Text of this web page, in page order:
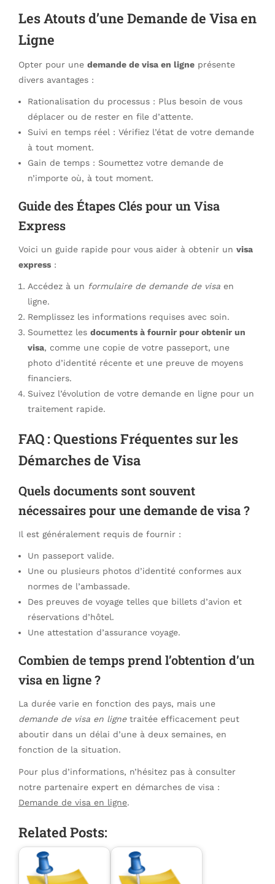
Les Atouts d’une Demande de Visa en
Ligne
Opter pour une demande de visa en ligne présente
divers avantages :
Rationalisation du processus : Plus besoin de vous
déplacer ou de rester en file d’attente.
Suivi en temps réel : Vérifiez l’état de votre demande
à tout moment.
Gain de temps : Soumettez votre demande de
n’importe où, à tout moment.
Guide des Étapes Clés pour un Visa
Express
Voici un guide rapide pour vous aider à obtenir un visa
express :
Accédez à un formulaire de demande de visa en
ligne.
Remplissez les informations requises avec soin.
Soumettez les documents à fournir pour obtenir un
visa, comme une copie de votre passeport, une
photo d’identité récente et une preuve de moyens
financiers.
Suivez l’évolution de votre demande en ligne pour un
traitement rapide.
FAQ : Questions Fréquentes sur les
Démarches de Visa
Quels documents sont souvent
nécessaires pour une demande de visa ?
Il est généralement requis de fournir :
Un passeport valide.
Une ou plusieurs photos d’identité conformes aux
normes de l’ambassade.
Des preuves de voyage telles que billets d’avion et
réservations d’hôtel.
Une attestation d’assurance voyage.
Combien de temps prend l’obtention d’un
visa en ligne ?
La durée varie en fonction des pays, mais une
demande de visa en lignetraitée efficacement peut
aboutir dans un délai d’une à deux semaines, en
fonction de la situation.
Pour plus d’informations, n’hésitez pas à consulter
notre partenaire expert en démarches de visa :
Demande de visa en ligne.
Related Posts: